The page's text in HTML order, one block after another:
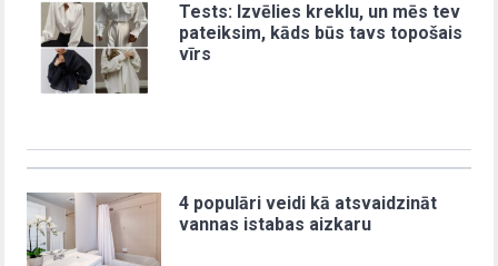
Tests: Izvēlies kreklu, un mēs tev
pateiksim, kāds būs tavs topošais
vīrs
4 populāri veidi kā atsvaidzināt
vannas istabas aizkaru